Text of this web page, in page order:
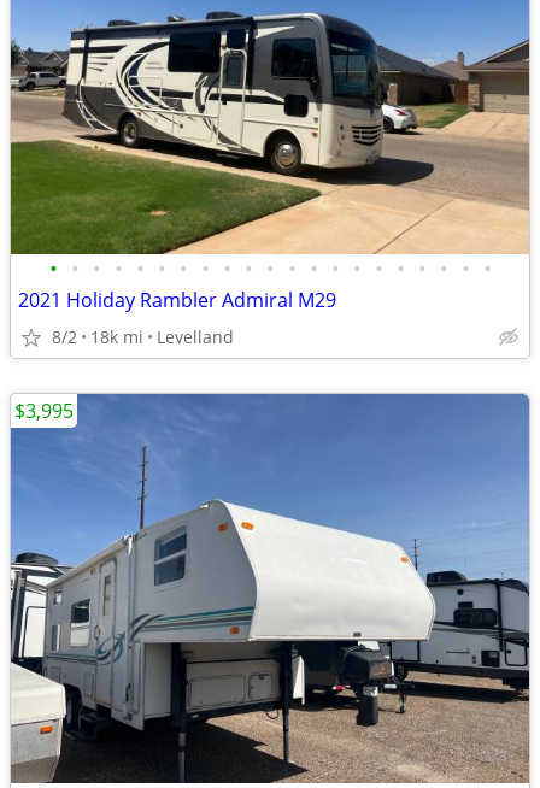
• • • • • • • • • • • • • • • • • • • • •
2021 Holiday Rambler Admiral M29
8/2 18k mi Levelland
$3,995